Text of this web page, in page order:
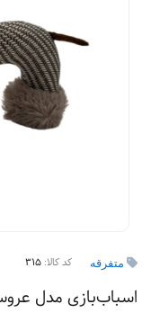
متفرقه کد کالا:
اسباب‌بازی مدل